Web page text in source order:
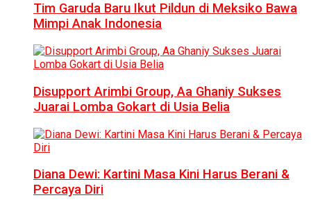
Tim Garuda Baru Ikut Pildun di Meksiko Bawa
Mimpi Anak Indonesia
Disupport Arimbi Group, Aa Ghaniy Sukses
Juarai Lomba Gokart di Usia Belia
Diana Dewi: Kartini Masa Kini Harus Berani &
Percaya Diri